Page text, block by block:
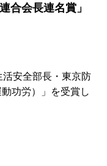
合会長連名賞」
安全部長・東京防
功労）」を受賞し